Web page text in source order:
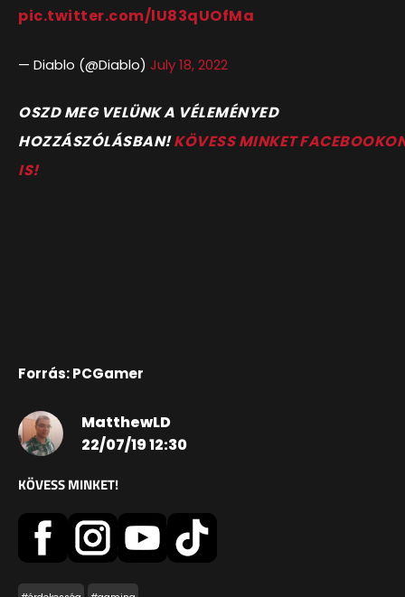
pic.twitter.com/lU83qUOfMa
— Diablo (@Diablo) July 18, 2022
OSZD MEG VELÜNK A VÉLEMÉNYED
HOZZÁSZÓLÁSBAN!KÖVESS MINKET
IS!
Forrás: PCGamer
MatthewLD
22/07/19 12:30
KÖVESS MINKET!